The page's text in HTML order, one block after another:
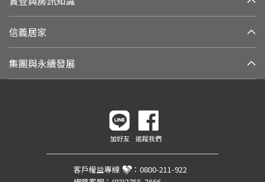
信義居家
集團與永續發展
加好友 追蹤我們
客戶權益專線 ： 0800-211-922